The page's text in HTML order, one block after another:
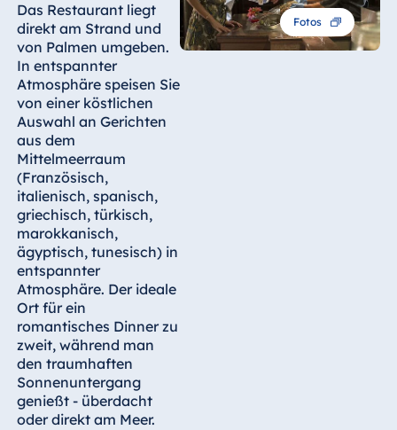
Das Restaurant liegt
direkt am Strand und
von Palmen umgeben.
In entspannter
Atmosphäre speisen Sie
von einer köstlichen
Auswahl an Gerichten
aus dem
Mittelmeerraum
(Französisch,
italienisch, spanisch,
griechisch, türkisch,
marokkanisch,
ägyptisch, tunesisch) in
entspannter
Atmosphäre. Der ideale
Ort für ein
romantisches Dinner zu
zweit, während man
den traumhaften
Sonnenuntergang
genießt - überdacht
oder direkt am Meer.
Fotos